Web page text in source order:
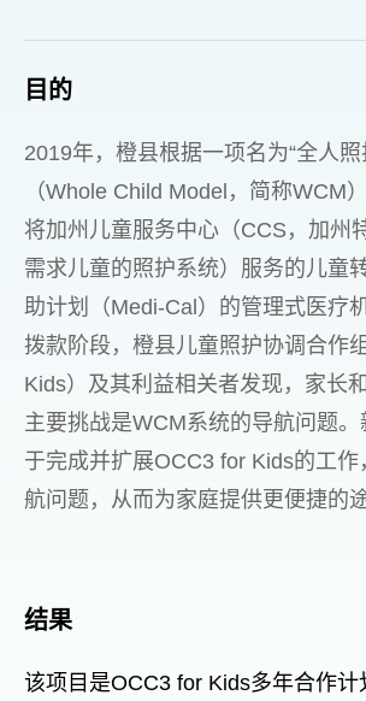
目的
2019年，橙县根据一项名为“全人照
（Whole Child Model，简称WCM
将加州儿童服务中心（CCS，加州
需求儿童的照护系统）服务的儿童
助计划（Medi-Cal）的管理式医疗
拨款阶段，橙县儿童照护协调合作
Kids）及其利益相关者发现，家长
主要挑战是WCM系统的导航问题
于完成并扩展OCC3 for Kids的工作
航问题，从而为家庭提供更便捷的途
结果
该项目是OCC3 for Kids多年合作计